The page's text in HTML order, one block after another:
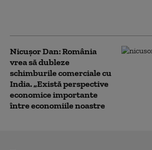
Nicușor Dan: România
vrea să dubleze
schimburile comerciale cu
India. „Există perspective
economice importante
între economiile noastre